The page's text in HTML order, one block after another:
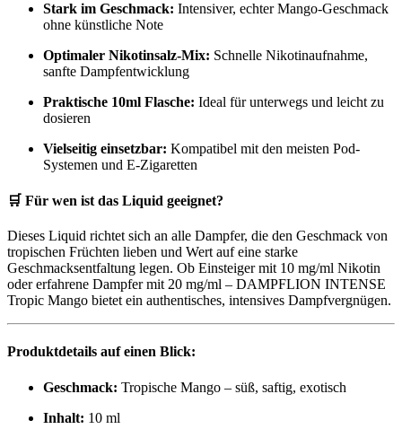
Stark im Geschmack: Intensiver, echter Mango-Geschmack
ohne künstliche Note
Optimaler Nikotinsalz-Mix: Schnelle Nikotinaufnahme,
sanfte Dampfentwicklung
Praktische 10ml Flasche: Ideal für unterwegs und leicht zu
dosieren
Vielseitig einsetzbar: Kompatibel mit den meisten Pod-
Systemen und E-Zigaretten
🛒 Für wen ist das Liquid geeignet?
Dieses Liquid richtet sich an alle Dampfer, die den Geschmack von
tropischen Früchten lieben und Wert auf eine starke
Geschmacksentfaltung legen. Ob Einsteiger mit 10 mg/ml Nikotin
oder erfahrene Dampfer mit 20 mg/ml – DAMPFLION INTENSE
Tropic Mango bietet ein authentisches, intensives Dampfvergnügen.
Produktdetails auf einen Blick:
Geschmack: Tropische Mango – süß, saftig, exotisch
Inhalt: 10 ml